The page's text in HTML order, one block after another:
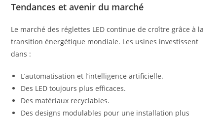
Tendances et avenir du marché
Le marché des réglettes LED continue de croître grâce à la
transition énergétique mondiale. Les usines investissent
dans :
L’automatisation et l’intelligence artificielle.
Des LED toujours plus efficaces.
Des matériaux recyclables.
Des designs modulables pour une installation plus